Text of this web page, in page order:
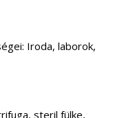
Iroda, laborok,
steril fülke,